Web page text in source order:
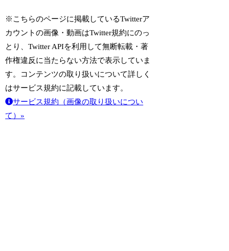
※こちらのページに掲載しているTwitterア
カウントの画像・動画はTwitter規約にのっ
とり、Twitter APIを利用して無断転載・著
作権違反に当たらない方法で表示していま
す。コンテンツの取り扱いについて詳しく
はサービス規約に記載しています。
サービス規約（画像の取り扱いについ
て）»